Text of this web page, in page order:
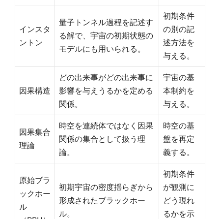
インスタ
ントン
量子トンネル過程を記述す
る解で、宇宙の初期状態の
モデルにも用いられる。
初期条件
の別の記
述方法を
与える。
因果構造
どの出来事がどの出来事に
影響を与えうるかを定める
関係。
宇宙の基
本制約を
与える。
因果集合
理論
時空を連続体ではなく因果
関係の集合として扱う理
論。
時空の基
盤を再定
義する。
原始ブラ
ックホー
ル
初期宇宙の密度揺らぎから
形成されたブラックホー
ル。
初期条件
が観測に
どう現れ
るかを示